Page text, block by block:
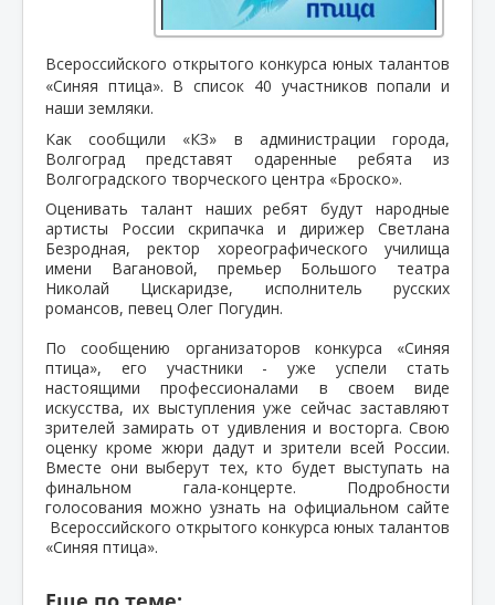
Всероссийского открытого конкурса юных талантов
«Синяя птица». В список 40 участников попали и
наши земляки.
Как сообщили «КЗ» в администрации города,
Волгоград представят одаренные ребята из
Волгоградского творческого центра «Броско».
Оценивать талант наших ребят будут народные
артисты России скрипачка и дирижер Светлана
Безродная, ректор хореографического училища
имени Вагановой, премьер Большого театра
Николай Цискаридзе, исполнитель русских
романсов, певец Олег Погудин.
По сообщению организаторов конкурса «Синяя
птица», его участники - уже успели стать
настоящими профессионалами в своем виде
искусства, их выступления уже сейчас заставляют
зрителей замирать от удивления и восторга. Свою
оценку кроме жюри дадут и зрители всей России.
Вместе они выберут тех, кто будет выступать на
финальном гала-концерте. Подробности
голосования можно узнать на официальном сайте
Всероссийского открытого конкурса юных талантов
«Синяя птица».